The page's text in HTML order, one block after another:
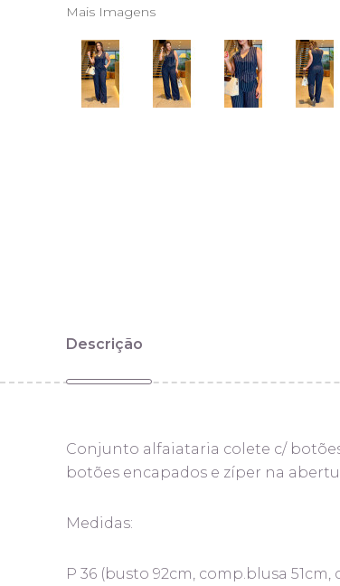
Mais Imagens
Descrição
Conjunto alfaiataria colete c/
botões encapados e zíper na
Medidas:
P 36(busto 92cm, comp.blusa 51cm,